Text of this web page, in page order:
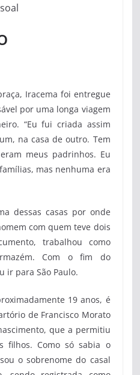
Iracema foi entregue
por uma longa viagem
“Eu fui criada assim
na casa de outro. Tem
meus padrinhos. Eu
mas nenhuma era
dessas casas por onde
com quem teve dois
trabalhou como
Com o fim do
ir para São Paulo.
19 anos, é
de Francisco Morato
que a permitiu
filhos. Como só sabia o
o sobrenome do casal